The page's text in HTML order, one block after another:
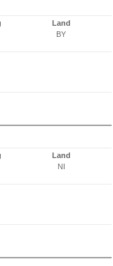
Land
BY
Land
NI